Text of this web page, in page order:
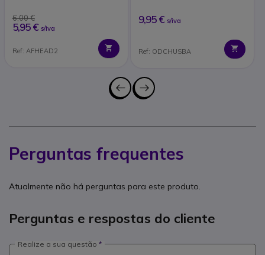
6,00 €
5,95 € s/iva
Ref: AFHEAD2
9,95 € s/iva
Ref: ODCHUSBA
Perguntas frequentes
Atualmente não há perguntas para este produto.
Perguntas e respostas do cliente
Realize a sua questão